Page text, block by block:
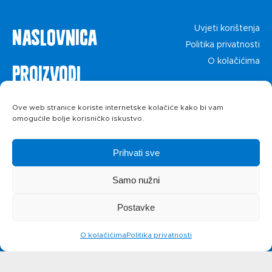
Ove web stranice koriste internetske kolačiće kako bi vam
omogućile bolje korisničko iskustvo.
Prihvati sve
Samo nužni
Postavke
O kolačićimaPolitika privatnosti
Naslovnica
Proizvodi
Recepti
Priča o ABC
Uvjeti korištenja
Politika privatnosti
O kolačićima